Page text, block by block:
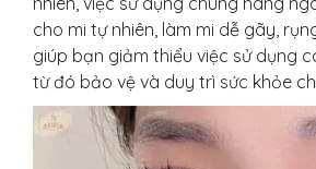
cho mi tự nhiên, làm mi dễ gãy,
giúp bạn giảm thiểu việc sử dụng
từ đó bảo vệ và duy trì sức khỏe